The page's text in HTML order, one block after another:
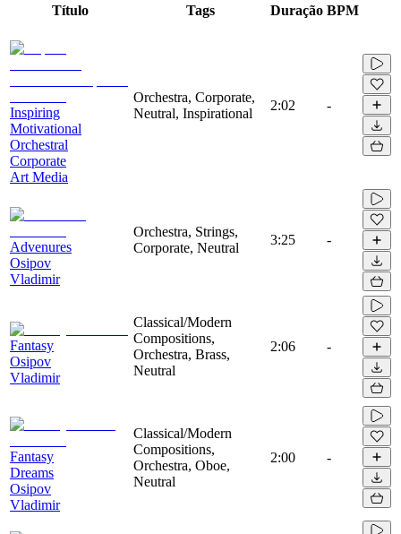
Título Tags Duração BPM
Inspiring
Motivational
Orchestral
Corporate
Art Media
Orchestra, Corporate,
Neutral, Inspirational
2:02 -
Advenures
Osipov
Vladimir
Orchestra, Strings,
Corporate, Neutral
3:25 -
Fantasy
Osipov
Vladimir
Classical/Modern
Compositions,
Orchestra, Brass,
Neutral
2:06 -
Fantasy
Dreams
Osipov
Vladimir
Classical/Modern
Compositions,
Orchestra, Oboe,
Neutral
2:00 -